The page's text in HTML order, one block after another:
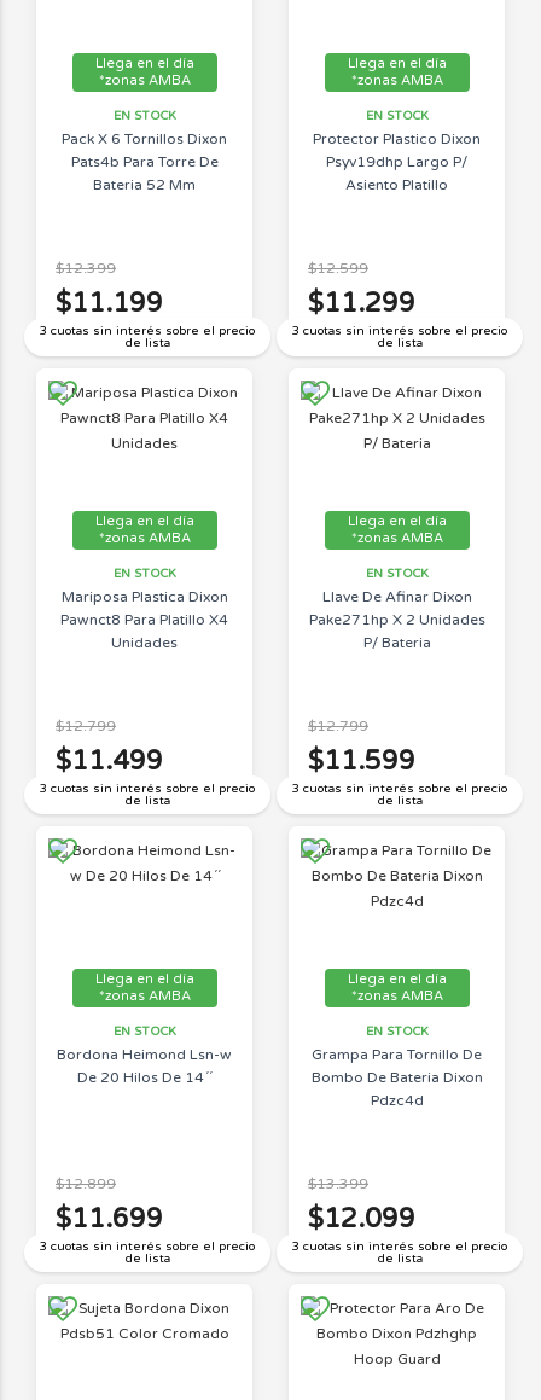
Llega en el día
*zonas AMBA
EN STOCK
Pack X 6 Tornillos Dixon
Pats4b Para Torre De
Bateria 52 Mm
3 cuotas sin interés sobre el precio
de lista
$12.399
$11.199
Llega en el día
*zonas AMBA
EN STOCK
Protector Plastico Dixon
Psyv19dhp Largo P/
Asiento Platillo
3 cuotas sin interés sobre el precio
de lista
$12.599
$11.299
Llega en el día
*zonas AMBA
EN STOCK
Mariposa Plastica Dixon
Pawnct8 Para Platillo X4
Unidades
3 cuotas sin interés sobre el precio
de lista
$12.799
$11.499
Llega en el día
*zonas AMBA
EN STOCK
Llave De Afinar Dixon
Pake271hp X 2 Unidades
P/ Bateria
3 cuotas sin interés sobre el precio
de lista
$12.799
$11.599
Llega en el día
*zonas AMBA
EN STOCK
Bordona Heimond Lsn-w
De 20 Hilos De 14´´
3 cuotas sin interés sobre el precio
de lista
$12.899
$11.699
Llega en el día
*zonas AMBA
EN STOCK
Grampa Para Tornillo De
Bombo De Bateria Dixon
Pdzc4d
3 cuotas sin interés sobre el precio
de lista
$13.399
$12.099